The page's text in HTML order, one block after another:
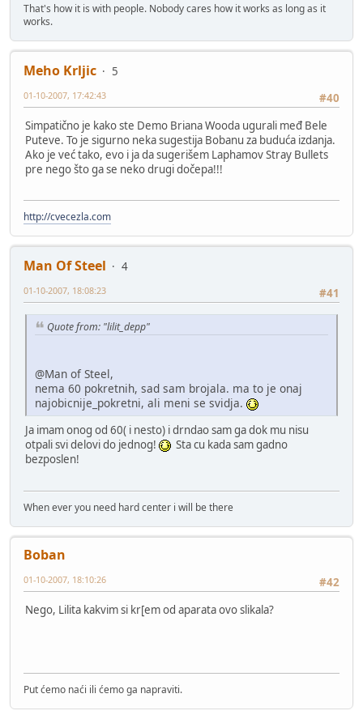
That's how it is with people. Nobody cares how it works as long as it
works.
Meho Krljic
5
#40
01-10-2007, 17:42:43
Simpatično je kako ste Demo Briana Wooda ugurali međ Bele
Puteve. To je sigurno neka sugestija Bobanu za buduća izdanja.
Ako je već tako, evo i ja da sugerišem Laphamov Stray Bullets
pre nego što ga se neko drugi dočepa!!!
http://cvecezla.com
Man Of Steel
4
#41
01-10-2007, 18:08:23
Quote from: "lilit_depp"
@Man of Steel,
nema 60 pokretnih, sad sam brojala. ma to je onaj
najobicnije_pokretni, ali meni se svidja.
Ja imam onog od 60( i nesto) i drndao sam ga dok mu nisu
otpali svi delovi do jednog!
Sta cu kada sam gadno
bezposlen!
When ever you need hard center i will be there
Boban
#42
01-10-2007, 18:10:26
Nego, Lilita kakvim si kr[em od aparata ovo slikala?
Put ćemo naći ili ćemo ga napraviti.